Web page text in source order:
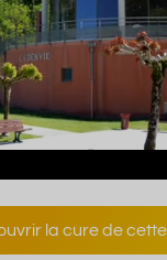
la cure de